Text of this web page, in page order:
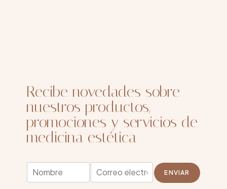
Recibe novedades sobre
nuestros productos,
promociones y servicios de
medicina estética
*
E
N
E
m
ENVIAR